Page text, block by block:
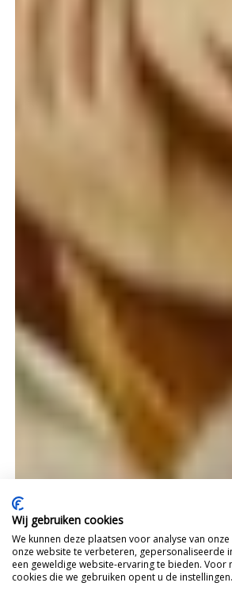
Wij gebruiken cookies
We kunnen deze plaatsen voor analyse van
onze website te verbeteren, gepersonaliseerde
een geweldige website-ervaring te bieden.
cookies die we gebruiken opent u de instellingen.